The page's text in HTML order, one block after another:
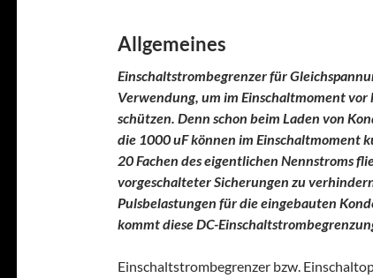
Allgemeines
Einschaltstrombegrenzer für
Verwendung, um im Einschaltmoment vor
schützen. Denn schon beim Laden von
die 1000 uF können im Einschaltmoment
20 Fachen des eigentlichen Nennstroms
vorgeschalteter Sicherungen zu
Pulsbelastungen für die eingebauten
kommt diese DC-
Einschaltstrombegrenzer bzw.